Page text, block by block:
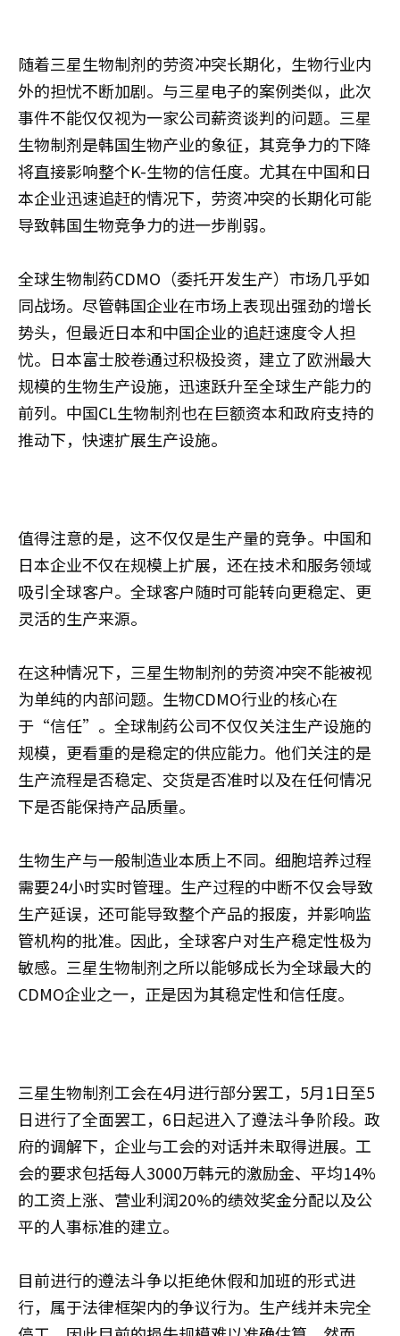
随着三星生物制剂的劳资冲突长期化，生物行业内
外的担忧不断加剧。与三星电子的案例类似，此次
事件不能仅仅视为一家公司薪资谈判的问题。三星
生物制剂是韩国生物产业的象征，其竞争力的下降
将直接影响整个K-生物的信任度。尤其在中国和日
本企业迅速追赶的情况下，劳资冲突的长期化可能
导致韩国生物竞争力的进一步削弱。
全球生物制药CDMO（委托开发生产）市场几乎如
同战场。尽管韩国企业在市场上表现出强劲的增长
势头，但最近日本和中国企业的追赶速度令人担
忧。日本富士胶卷通过积极投资，建立了欧洲最大
规模的生物生产设施，迅速跃升至全球生产能力的
前列。中国CL生物制剂也在巨额资本和政府支持的
推动下，快速扩展生产设施。
值得注意的是，这不仅仅是生产量的竞争。中国和
日本企业不仅在规模上扩展，还在技术和服务领域
吸引全球客户。全球客户随时可能转向更稳定、更
灵活的生产来源。
在这种情况下，三星生物制剂的劳资冲突不能被视
为单纯的内部问题。生物CDMO行业的核心在
于“信任”。全球制药公司不仅仅关注生产设施的
规模，更看重的是稳定的供应能力。他们关注的是
生产流程是否稳定、交货是否准时以及在任何情况
下是否能保持产品质量。
生物生产与一般制造业本质上不同。细胞培养过程
需要24小时实时管理。生产过程的中断不仅会导致
生产延误，还可能导致整个产品的报废，并影响监
管机构的批准。因此，全球客户对生产稳定性极为
敏感。三星生物制剂之所以能够成长为全球最大的
CDMO企业之一，正是因为其稳定性和信任度。
三星生物制剂工会在4月进行部分罢工，5月1日至5
日进行了全面罢工，6日起进入了遵法斗争阶段。政
府的调解下，企业与工会的对话并未取得进展。工
会的要求包括每人3000万韩元的激励金、平均14%
的工资上涨、营业利润20%的绩效奖金分配以及公
平的人事标准的建立。
目前进行的遵法斗争以拒绝休假和加班的形式进
行，属于法律框架内的争议行为。生产线并未完全